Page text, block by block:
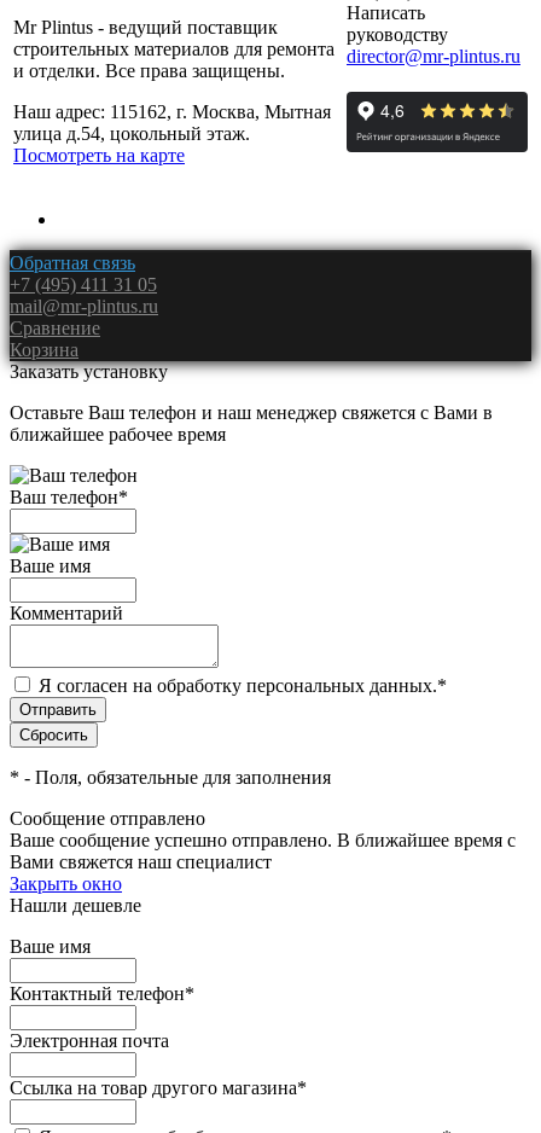
Mr Plintus - ведущий поставщик
строительных материалов для ремонта
и отделки. Все права защищены.
Наш адрес: 115162, г. Москва, Мытная
улица д.54, цокольный этаж.
Посмотреть на карте
Написать
руководству
director@mr-plintus.ru
Обратная связь
+7 (495) 411 31 05
mail@mr-plintus.ru
Сравнение
Корзина
Заказать установку
Оставьте Ваш телефон и наш менеджер свяжется с Вами в
ближайшее рабочее время
Ваш телефон*
Ваше имя
Комментарий
Я согласен на обработку персональных данных.*
* - Поля, обязательные для заполнения
Сообщение отправлено
Ваше сообщение успешно отправлено. В ближайшее время с
Вами свяжется наш специалист
Закрыть окно
Нашли дешевле
Ваше имя
Контактный телефон*
Электронная почта
Ссылка на товар другого магазина*